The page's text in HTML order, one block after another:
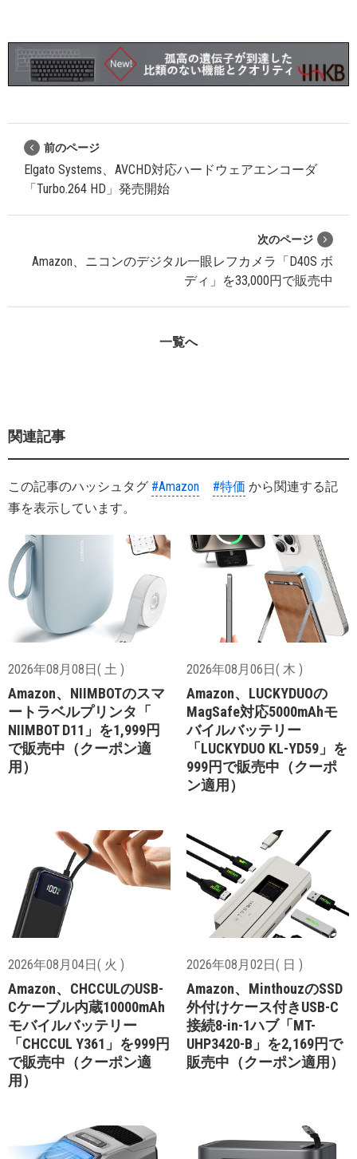
前のページ
Elgato Systems、AVCHD対応ハードウェアエンコーダ
「Turbo.264 HD」発売開始
次のページ
Amazon、ニコンのデジタル一眼レフカメラ「D40S ボ
ディ」を33,000円で販売中
一覧へ
関連記事
この記事のハッシュタグ #Amazon #特価 から関連する記
事を表示しています。
2026年08月08日( 土 )
Amazon、NIIMBOTのスマ
ートラベルプリンタ「
NIIMBOT D11」を1,999円
で販売中（クーポン適
用）
2026年08月06日( 木 )
Amazon、LUCKYDUOの
MagSafe対応5000mAhモ
バイルバッテリー
「LUCKYDUO KL-YD59」を
999円で販売中（クーポ
ン適用）
2026年08月04日( 火 )
Amazon、CHCCULのUSB-
Cケーブル内蔵10000mAh
モバイルバッテリー
「CHCCUL Y361」を999円
で販売中（クーポン適
用）
2026年08月02日( 日 )
Amazon、MinthouzのSSD
外付けケース付きUSB-C
接続8-in-1ハブ「MT-
UHP3420-B」を2,169円で
販売中（クーポン適用）